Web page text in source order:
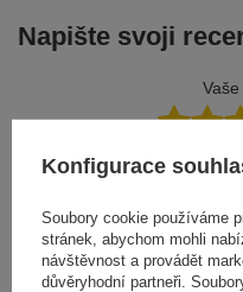
Napište svoji
Konfigurace
Soubory cookie používáme
stránek, abychom mohli
návštěvnost a provádět
důvěryhodní partneři.